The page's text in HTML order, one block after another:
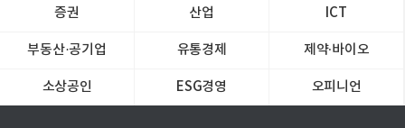
증권 산업 ICT
부동산·공기업 유통경제 제약∙바이오
소상공인 ESG경영 오피니언